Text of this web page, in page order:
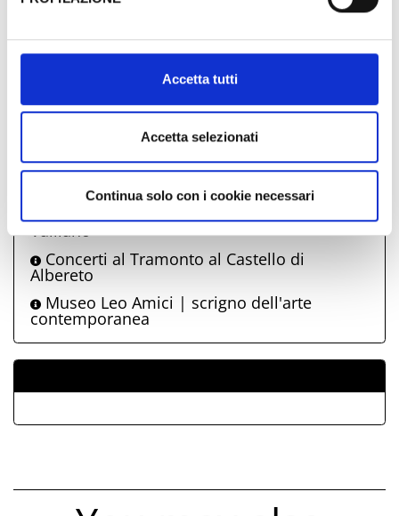
informazioni complete sul trattamento dati clicca qui:
Accetta tutti
Accetta selezionati
Continua solo con i cookie necessari
01
02
03 04 05 06 07 08
Comune di Montescudo-Monte
Colombo propone anche
Sagra della Patata e Festa degli Gnocchi
Tradizionale Festa della Madonna di
Valliano
Concerti al Tramonto al Castello di
Albereto
Museo Leo Amici | scrigno dell'arte
contemporanea